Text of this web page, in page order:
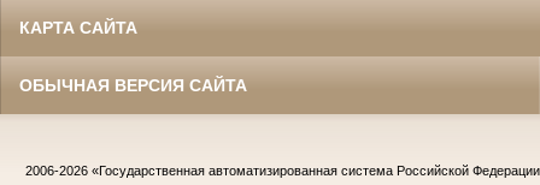
КАРТА САЙТА
ОБЫЧНАЯ ВЕРСИЯ САЙТА
2006-2026 «Государственная автоматизированная система Российской